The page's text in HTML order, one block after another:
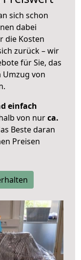
sich schon
dabei
die Kosten
zurück – wir
für Sie, das
von
einfach
von nurca.
Beste daran
Preisen